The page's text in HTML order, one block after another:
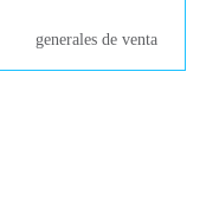
generales de venta